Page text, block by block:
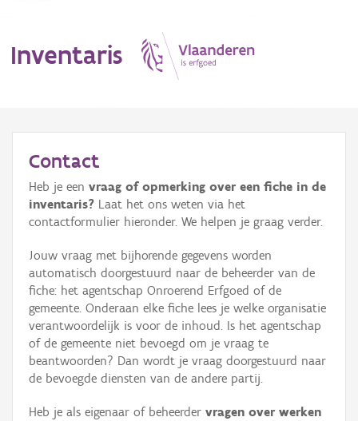
Inventaris
Erfgoedobject
Aanduidingsobject
Waarneming
Thema
Gebeurtenis
Persoon of collectief
Contact
Heb je een vraag of opmerking over een fiche in de
inventaris? Laat het ons weten via het
contactformulier hieronder. We helpen je graag verder.
Jouw vraag met bijhorende gegevens worden
automatisch doorgestuurd naar de beheerder van de
fiche: het agentschap Onroerend Erfgoed of de
gemeente. Onderaan elke fiche lees je welke organisatie
verantwoordelijk is voor de inhoud. Is het agentschap
of de gemeente niet bevoegd om je vraag te
beantwoorden? Dan wordt je vraag doorgestuurd naar
de bevoegde diensten van de andere partij.
Heb je als eigenaar of beheerder vragen over werken